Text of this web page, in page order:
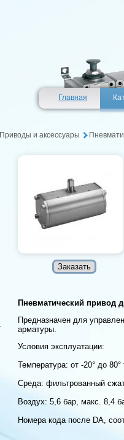
Главная
Приводы и аксессуары
Пневмaтический привод
Предназначен для
арматуры.
Условия эксплуатации:
Температура: от -20° до
Среда: фильтрованный
Воздух: 5,6 бар, макс. 8,4
Номера кода после DA,